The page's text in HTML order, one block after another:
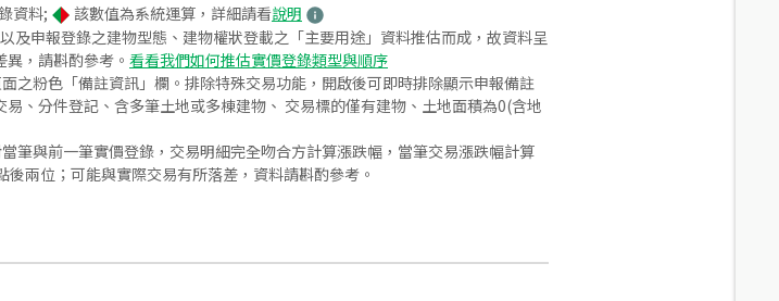
資料; 該數值為系統運算，詳細請看說明
申報登錄之建物型態、建物權狀登載之「主要用途」資料推估而成，故資料呈
，請斟酌參考。 看看我們如何推估實價登錄類型與順序
之粉色「備註資訊」欄。排除特殊交易功能，開啟後可即時排除顯示申報備註
、分件登記、含多筆土地或多棟建物、 交易標的僅有建物、土地面積為0(含地
筆與前一筆實價登錄，交易明細完全吻合方計算漲跌幅，當筆交易漲跌幅計算
兩位；可能與實際交易有所落差，資料請斟酌參考。